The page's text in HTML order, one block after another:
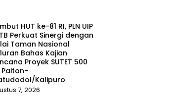
HUT ke-81 RI, PLN UIP
Perkuat Sinergi dengan
Taman Nasional
Bahas Kajian
Proyek SUTET 500
Paiton–
Kalipuro
7, 2026